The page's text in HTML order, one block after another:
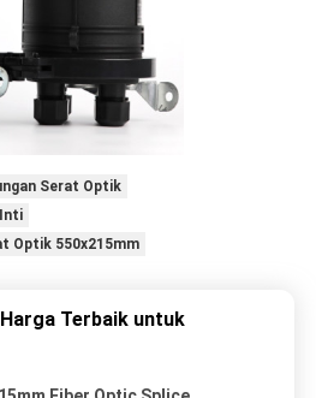
Serat Optik
Optik 550x215mm
Terbaik untuk